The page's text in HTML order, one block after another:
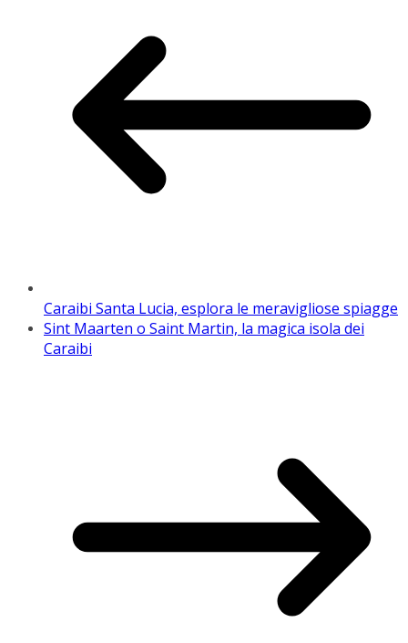
Caraibi Santa Lucia, esplora le meravigliose spiagge
Sint Maarten o Saint Martin, la magica isola dei
Caraibi